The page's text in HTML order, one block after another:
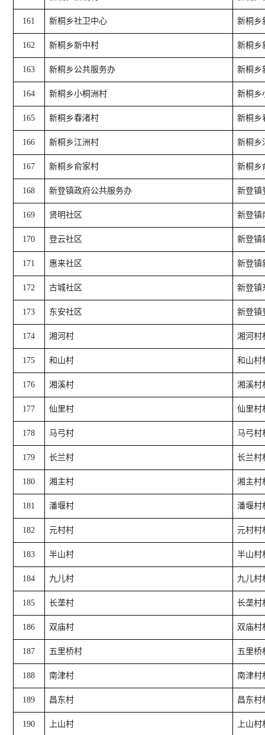
161 新桐乡社卫中心 新桐乡
162 新桐乡新中村 新桐乡
163 新桐乡公共服务办 新桐乡
164 新桐乡小桐洲村 新桐乡
165 新桐乡春渚村 新桐乡
166 新桐乡江洲村 新桐乡
167 新桐乡俞家村 新桐乡
168 新登镇政府公共服务办 新登镇
169 贤明社区 新登镇
170 登云社区 新登镇
171 惠来社区 新登镇
172 古城社区 新登镇
173 东安社区 新登镇
174 湘河村 湘河村
175 和山村 和山村
176 湘溪村 湘溪村
177 仙里村 仙里村
178 马弓村 马弓村
179 长兰村 长兰村
180 湘主村 湘主村
181 潘堰村 潘堰村
182 元村村 元村村
183 半山村 半山村
184 九儿村 九儿村
185 长垄村 长垄村
186 双庙村 双庙村
187 五里桥村 五里桥
188 南津村 南津村
189 昌东村 昌东村
190 上山村 上山